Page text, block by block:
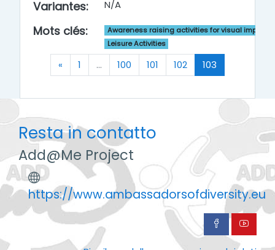
Variantes: N/A
Mots clés:
Awareness raising activities for visual
Leisure Activities
« Precedente
1 … 100 101 102 103
Resta in contatto
Add@Me Project
https://www.ambassadorsofdiversity.eu